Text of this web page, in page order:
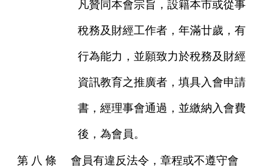
凡贊同本會宗旨，設籍本市或從事
稅務及財經工作者，年滿廿歲，有
行為能力，並願致力於稅務及財經
資訊教育之推廣者，填具入會申請
書，經理事會通過，並繳納入會費
後，為會員。
第 八 條 會員有違反法令，章程或不遵守會